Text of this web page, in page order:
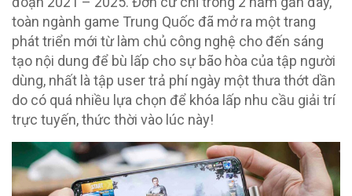
toàn ngành game Trung Quốc đã mở ra một trang
phát triển mới từ làm chủ công nghệ cho đến sáng
tạo nội dung để bù lấp cho sự bão hòa của tập người
dùng, nhất là tập user trả phí ngày một thưa thớt dần
do có quá nhiều lựa chọn để khóa lấp nhu cầu giải trí
trực tuyến, thức thời vào lúc này!